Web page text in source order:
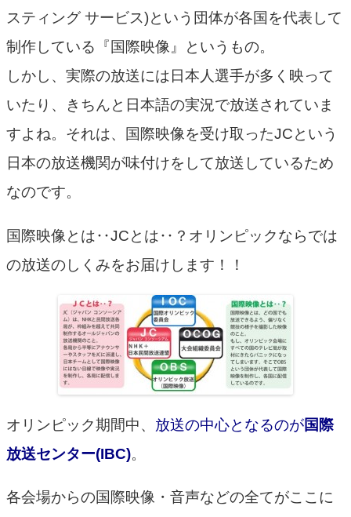
スティング サービス)という団体が各国を代表して
制作している『国際映像』というもの。
しかし、実際の放送には日本人選手が多く映って
いたり、きちんと日本語の実況で放送されていま
すよね。それは、国際映像を受け取ったJCという
日本の放送機関が味付けをして放送しているため
なのです。
国際映像とは‥JCとは‥？オリンピックならでは
の放送のしくみをお届けします！！
オリンピック期間中、 放送の中心となるのが国際
放送センター(IBC)。
各会場からの国際映像・音声などの全てがここに